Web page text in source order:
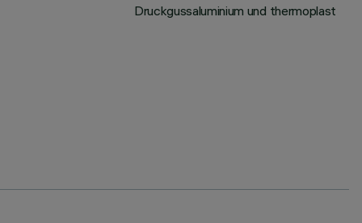
Druckgussaluminium und thermoplast